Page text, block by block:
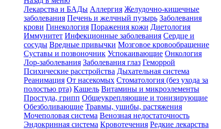
Лекарства и БАДы Аллергия Желудочно-кишечные
заболевания Печень и желчный пузырь Заболевания
крови Гинекология Поражения кожи Диетология
Иммунитет Инфекционные заболевания Сердце и
сосуды Вредные привычки Мозговое кровообращение
Суставы и позвоночник Успокаивающие Онкология
Лор-заболевания Заболевания глаз Геморрой
Психические расстройства Дыхательная система
Реанимация От насекомых Стоматология (без ухода за
полостью рта) Кашель Витамины и микроэлементы
Простуда, грипп Общеукрепляющие и тонизирующие
Обезболивающие Травмы, ушибы, растяжения
Мочеполовая система Венозная недостаточность
Эндокринная система Кровотечения Редкие лекарства